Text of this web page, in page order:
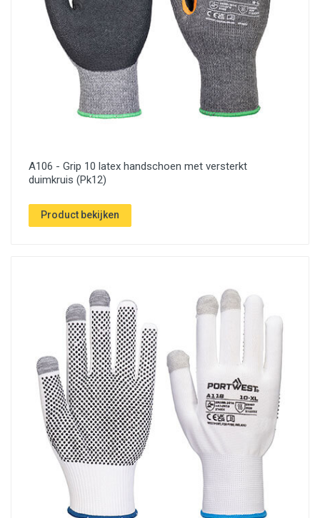
A106 - Grip 10 latex handschoen met versterkt
duimkruis (Pk12)
Product bekijken